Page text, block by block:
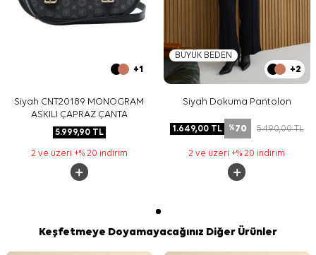
+1
Siyah CNT20189 MONOGRAM
ASKILI ÇAPRAZ ÇANTA
5.999,90TL
2 ve üzeri +% 20 indirim
BÜYÜK BEDEN
+2
Siyah Dokuma Pantolon
1.649,00TL %70 5.490,00TL
2 ve üzeri +% 20 indirim
Keşfetmeye Doyamayacağınız Diğer Ürünler